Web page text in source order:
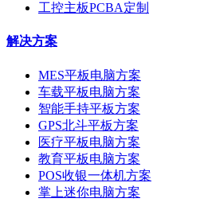
工控主板PCBA定制
解决方案
MES平板电脑方案
车载平板电脑方案
智能手持平板方案
GPS北斗平板方案
医疗平板电脑方案
教育平板电脑方案
POS收银一体机方案
掌上迷你电脑方案